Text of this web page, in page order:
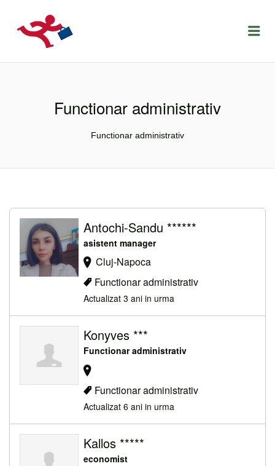
LOCURIDEMUNCACLUJ.NET
Functionar administrativ
Functionar administrativ
Antochi-Sandu ******
asistent manager
Cluj-Napoca
Functionar administrativ
Actualizat 3 ani in urma
Konyves ***
Functionar administrativ
Functionar administrativ
Actualizat 6 ani in urma
Kallos *****
economist